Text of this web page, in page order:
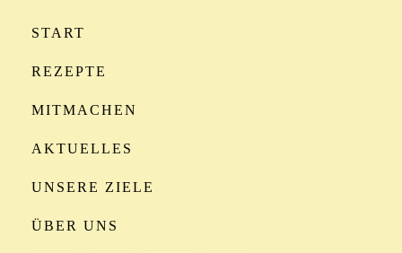
START
REZEPTE
MITMACHEN
AKTUELLES
UNSERE ZIELE
ÜBER UNS